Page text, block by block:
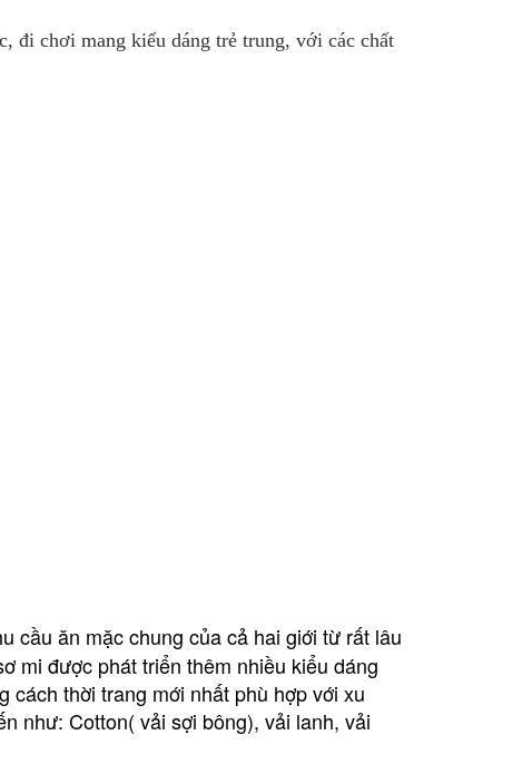
đi chơi mang kiểu dáng trẻ trung, với các chất
cầu ăn mặc chung của cả hai giới từ rất lâu
mi được phát triển thêm nhiều kiểu dáng
cách thời trang mới nhất phù hợp với xu
như: Cotton( vải sợi bông), vải lanh, vải